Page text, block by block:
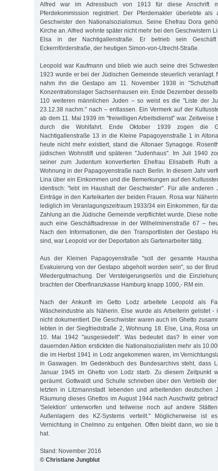
Alfred war im Adressbuch von 1913 für diese Anschrift
Pferdekommission registriert. Der Pferdemakler überlebte
Geschwister den Nationalsozialismus. Seine Ehefrau Dora
Kirche an. Alfred wohnte später nicht mehr bei den Geschwistern
Elsa in der Nachtigallenstraße. Er betrieb sein
Eckernförderstraße, der heutigen Simon-von-Utrecht-Straße.
Leopold war Kaufmann und blieb wie auch seine drei
1923 wurde er bei der Jüdischen Gemeinde steuerlich veranlagt.
nahm ihn die Gestapo am 11. November 1938 in
Konzentrationslager Sachsenhausen ein. Ende Dezember
110 weiteren männlichen Juden – so weist es die "Liste der
23.12.38 nachm." nach – entlassen. Ein Vermerk auf der
ab dem 11. Mai 1939 im "freiwilligen Arbeitsdienst" war. Zeitweise
durch die Wohlfahrt. Ende Oktober 1939 zogen die
Nachtigallenstraße 13 in die Kleine Papagoyenstraße 1 in
heute nicht mehr existiert, stand die Altonaer Synagoge.
jüdischen Wohnstift und späteren "Judenhaus". Im Juli 1940
seiner zum Judentum konvertierten Ehefrau Elisabeth Ruth
Wohnung in der Papagoyenstraße nach Berlin. In diesem Jahr
Lina über ein Einkommen und die Bemerkungen auf den
identisch: "lebt im Haushalt der Geschwister". Für alle anderen
Einträge in den Karteikarten der beiden Frauen. Rosa war
lediglich im Veranlagungszeitraum 1933/34 ein Einkommen, für
Zahlung an die Jüdische Gemeinde verpflichtet wurde. Diese
auch eine Geschäftsadresse in der Wilhelminenstraße 67 –
Nach den Informationen, die den Transportlisten der Gestapo
sind, war Leopold vor der Deportation als Gartenarbeiter tätig.
Aus der Kleinen Papagoyenstraße "soll der gesamte
Evakuierung von der Gestapo abgeholt worden sein", so der
Wiedergutmachung. Der Versteigerungserlös und die
brachten der Oberfinanzkasse Hamburg knapp 1000,- RM ein.
Nach der Ankunft im Getto Lodz arbeitete Leopold als
Wäscheindustrie als Näherin. Else wurde als Arbeiterin gelistet -
nicht dokumentiert. Die Geschwister waren auch im Ghetto
lebten in der Siegfriedstraße 2, Wohnung 18. Else, Lina, Rosa
10. Mai 1942 "ausgesiedelt". Was bedeutet das? In einer
dauernden Aktion erstickten die Nationalsozialisten mehr als
die im Herbst 1941 in Lodz angekommen waren, im
in Gaswagen. Im Gedenkbuch des Bundesarchivs steht, dass
Januar 1945 im Ghetto von Lodz starb. Zu diesem Zeitpunkt
geräumt. Gottwaldt und Schulle schrieben über den Verbleib
letzten in Litzmannstadt lebenden und arbeitenden deutschen
Räumung dieses Ghettos im August 1944 nach Auschwitz
'Selektion' unterworfen und teilweise noch auf andere
Außenlagern des KZ-Systems verteilt." Möglicherweise ist
Vernichtung in Chelmno zu entgehen. Offen bleibt dann, wo sie
hat.
Stand: November 2016
© Christiane Jungblut